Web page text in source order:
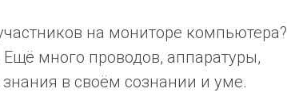
на мониторе компьютера?
много проводов, аппаратуры,
в своём сознании и уме.